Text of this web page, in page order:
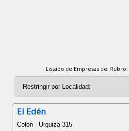
Listado de Empresas del Rubro:
El Edén
Colón - Urquiza 315